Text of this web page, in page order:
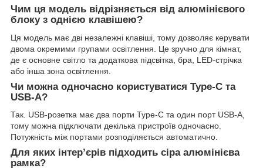
Чим ця модель відрізняється від алюмінієвого
блоку з однією клавішею?
Ця модель має дві незалежні клавіші, тому дозволяє керувати
двома окремими групами освітлення. Це зручно для кімнат,
де є основне світло та додаткова підсвітка, бра, LED-стрічка
або інша зона освітлення.
Чи можна одночасно користуватися Type-C та
USB-A?
Так. USB-розетка має два порти Type-C та один порт USB-A,
тому можна підключати декілька пристроїв одночасно.
Потужність між портами розподіляється автоматично.
Для яких інтер’єрів підходить сіра алюмінієва
рамка?